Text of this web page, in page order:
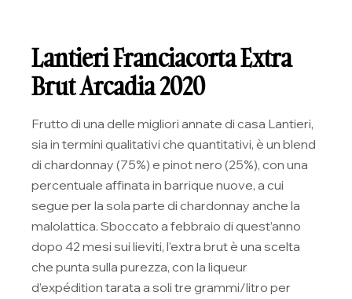
Lantieri Franciacorta Extra
Brut Arcadia 2020
Frutto di una delle migliori annate di casa Lantieri,
sia in termini qualitativi che quantitativi, è un blend
di chardonnay (75%) e pinot nero (25%), con una
percentuale affinata in barrique nuove, a cui
segue per la sola parte di chardonnay anche la
malolattica. Sboccato a febbraio di quest’anno
dopo 42 mesi sui lieviti, l’extra brut è una scelta
che punta sulla purezza, con la liqueur
d’expédition tarata a soli tre grammi/litro per